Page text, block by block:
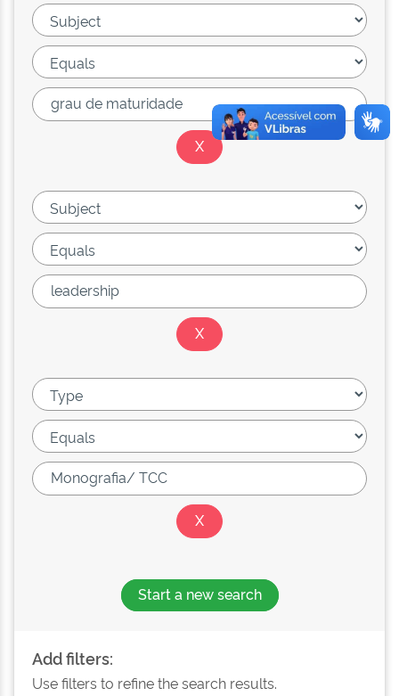
Start a new search
Add filters:
Use filters to refine the search results.